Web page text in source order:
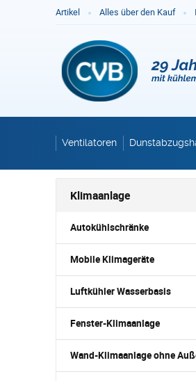
Artikel Alles über den Kauf
Ventilatoren
Klimaanlage
Autokühlschränke
Mobile Klimageräte
Luftkühler Wasserbasis
Fenster-Klimaanlage
Wand-Klimaanlage ohne